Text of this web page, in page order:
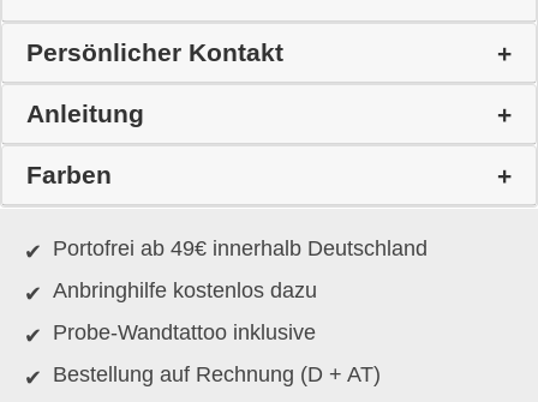
Persönlicher Kontakt
Anleitung
Farben
Portofrei ab 49€ innerhalb Deutschland
Anbringhilfe kostenlos dazu
Probe-Wandtattoo inklusive
Bestellung auf Rechnung (D + AT)